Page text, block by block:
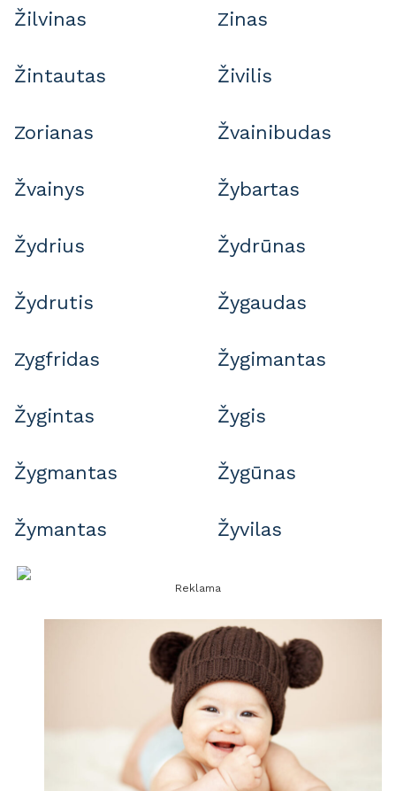
Žilvinas Zinas
Žintautas Živilis
Zorianas Žvainibudas
Žvainys Žybartas
Žydrius Žydrūnas
Žydrutis Žygaudas
Zygfridas Žygimantas
Žygintas Žygis
Žygmantas Žygūnas
Žymantas Žyvilas
Reklama